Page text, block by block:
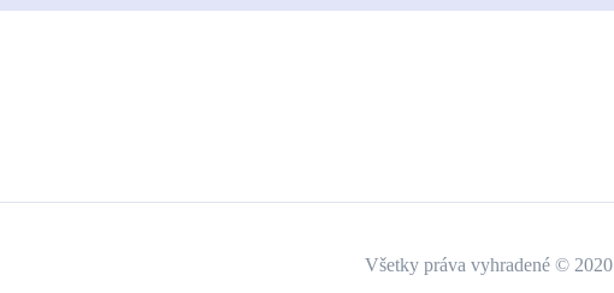
Všetky práva vyhradené © 2020